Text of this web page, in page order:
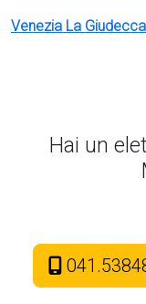
Venezia La Giudecca
Hai un